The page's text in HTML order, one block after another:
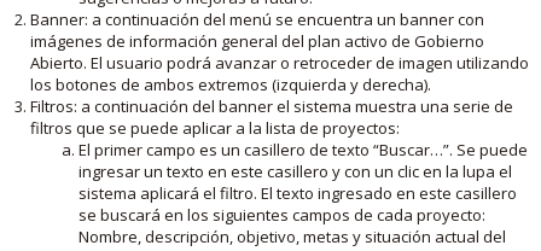
Banner: a continuación del menú se encuentra un banner con
imágenes de información general del plan activo de Gobierno
Abierto. El usuario podrá avanzar o retroceder de imagen utilizando
los botones de ambos extremos (izquierda y derecha).
Filtros: a continuación del banner el sistema muestra una serie de
filtros que se puede aplicar a la lista de proyectos:
El primer campo es un casillero de texto “Buscar…”. Se puede
ingresar un texto en este casillero y con un clic en la lupa el
sistema aplicará el filtro. El texto ingresado en este casillero
se buscará en los siguientes campos de cada proyecto:
Nombre, descripción, objetivo, metas y situación actual del